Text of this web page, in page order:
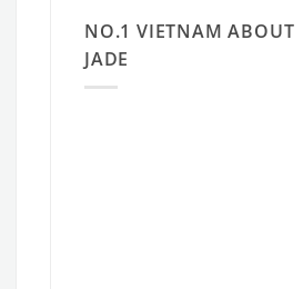
NO.1 VIETNAM ABOUT
JADE